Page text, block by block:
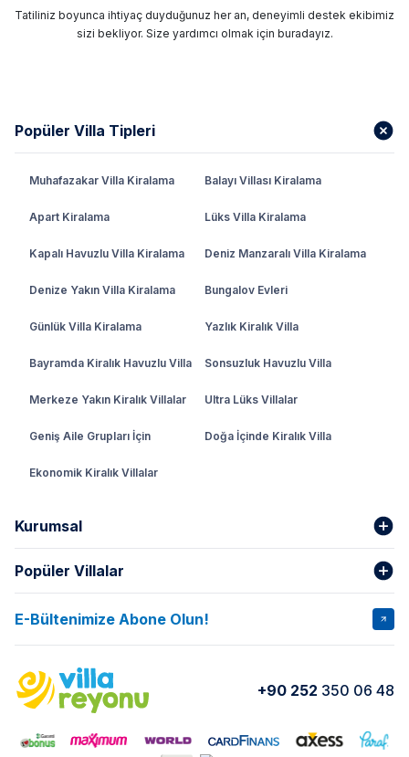
Tatiliniz boyunca ihtiyaç duyduğunuz her an, deneyimli destek ekibimiz
sizi bekliyor. Size yardımcı olmak için buradayız.
Popüler Villa Tipleri
Muhafazakar Villa Kiralama Balayı Villası Kiralama
Apart Kiralama Lüks Villa Kiralama
Kapalı Havuzlu Villa Kiralama Deniz Manzaralı Villa Kiralama
Denize Yakın Villa Kiralama Bungalov Evleri
Günlük Villa Kiralama Yazlık Kiralık Villa
Bayramda Kiralık Havuzlu Villa Sonsuzluk Havuzlu Villa
Merkeze Yakın Kiralık Villalar Ultra Lüks Villalar
Geniş Aile Grupları İçin Doğa İçinde Kiralık Villa
Ekonomik Kiralık Villalar
Kurumsal
Hakkımızda
İptal Şartları Banka Hesapları
Kurumsal Blog
Yorumlar Nasıl Kiralarım
Popüler Villalar
VİLLA SALKIM VİLLA SLAY 1
VİLLA OLENNA 1 VİLLA MERT
E-Bültenimize Abone Olun!
+90 252 350 06 48